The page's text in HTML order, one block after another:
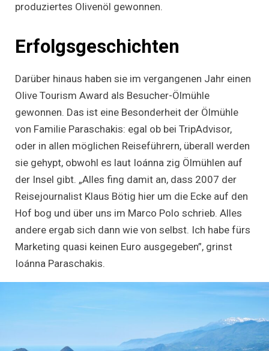
produziertes Olivenöl gewonnen.
Erfolgsgeschichten
Darüber hinaus haben sie im vergangenen Jahr einen
Olive Tourism Award als Besucher-Ölmühle
gewonnen. Das ist eine Besonderheit der Ölmühle
von Familie Paraschakis: egal ob bei TripAdvisor,
oder in allen möglichen Reiseführern, überall werden
sie gehypt, obwohl es laut Ioánna zig Ölmühlen auf
der Insel gibt. „Alles fing damit an, dass 2007 der
Reisejournalist Klaus Bötig hier um die Ecke auf den
Hof bog und über uns im Marco Polo schrieb. Alles
andere ergab sich dann wie von selbst. Ich habe fürs
Marketing quasi keinen Euro ausgegeben”, grinst
Ioánna Paraschakis.